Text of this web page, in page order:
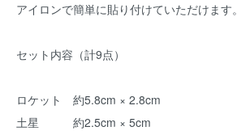
アイロンで簡単に貼り付けていただけます。
セット内容（計9点）
ロケット 約5.8cm × 2.8cm
土星 約2.5cm × 5cm